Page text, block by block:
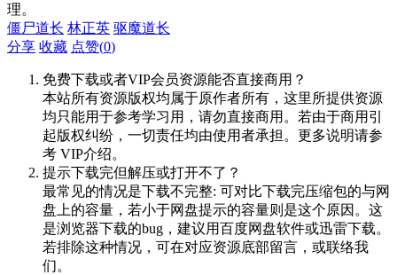
理。
僵尸道长 林正英 驱魔道长
分享 收藏 点赞(0)
免费下载或者VIP会员资源能否直接商用？
本站所有资源版权均属于原作者所有，这里所提供资源
均只能用于参考学习用，请勿直接商用。若由于商用引
起版权纠纷，一切责任均由使用者承担。更多说明请参
考 VIP介绍。
提示下载完但解压或打开不了？
最常见的情况是下载不完整: 可对比下载完压缩包的与网
盘上的容量，若小于网盘提示的容量则是这个原因。这
是浏览器下载的bug，建议用百度网盘软件或迅雷下载。
若排除这种情况，可在对应资源底部留言，或联络我
们。